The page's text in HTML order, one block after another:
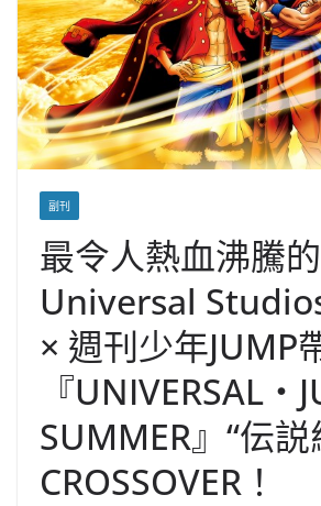
副刊
最令人熱血沸騰的
Universal
× 週刊少年JUMP
『UNIVERSAL・
SUMMER』“伝説
CROSSOVER！